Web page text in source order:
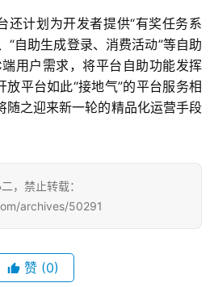
计划为开发者提供“有奖任务系
“自助生成登录、消费活动”等自助
用户需求，将平台自助功能发挥
平台如此“接地气”的平台服务相
随之迎来新一轮的精品化运营手段
，禁止转载：
archives/50291
赞 (0)